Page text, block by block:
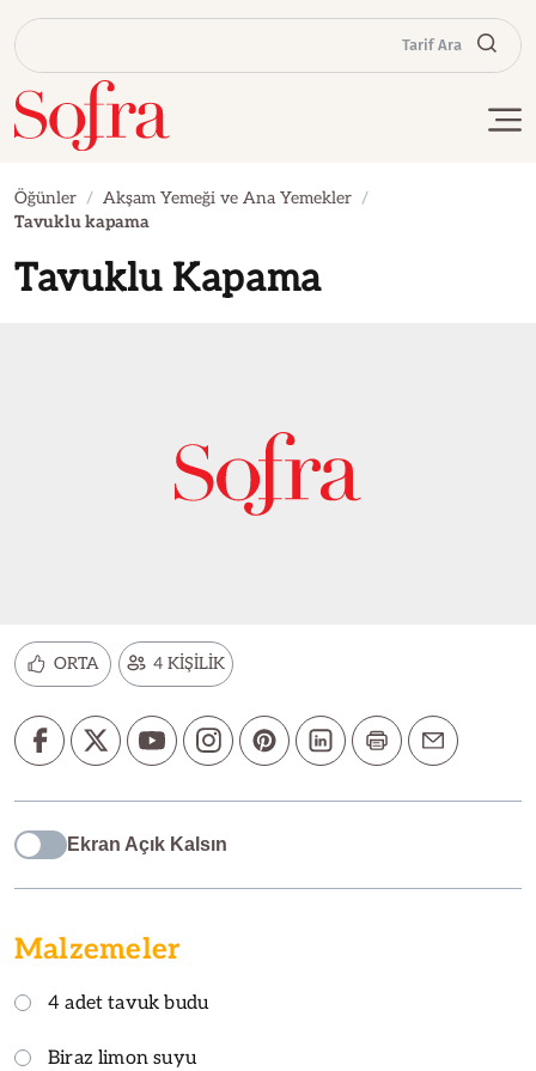
Tarif Ara
Öğünler
Akşam Yemeği ve Ana Yemekler
Tavuklu kapama
Tavuklu Kapama
ORTA 4 KİŞİLİK
Ekran Açık Kalsın
Malzemeler
4 adet tavuk budu
Biraz limon suyu